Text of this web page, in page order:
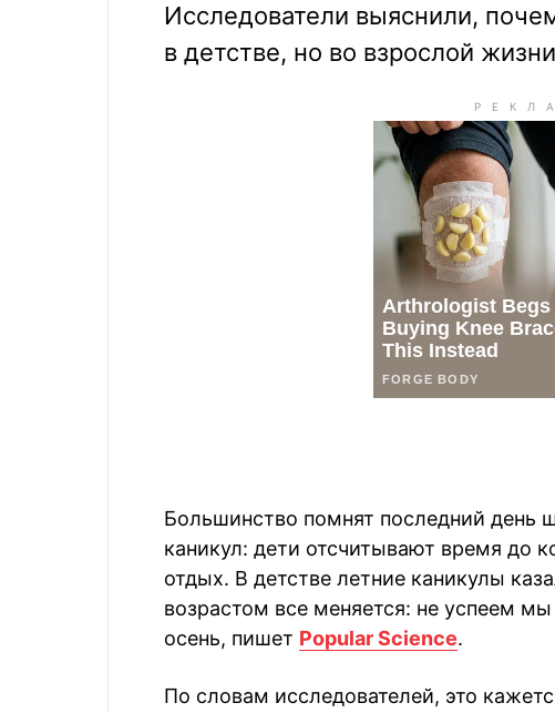
Исследователи выяснили,
в детстве, но во взрослой
Большинство помнят последний день
каникул: дети отсчитывают время до
отдых. В детстве летние каникулы
возрастом все меняется: не успеем
осень, пишет Popular Science.
По словам исследователей, это